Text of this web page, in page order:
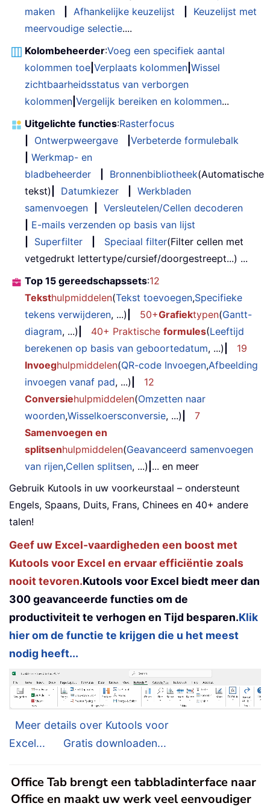
maken
Afhankelijke keuzelijst
Keuzelijst met
meervoudige selectie....
Kolombeheerder:Voeg een specifiek aantal
kolommen toe Verplaats kolommen Wissel
zichtbaarheidsstatus van verborgen
kolommen Vergelijk bereiken en kolommen...
Uitgelichte functies:Rasterfocus
Ontwerpweergave
Verbeterde formulebalk
Werkmap- en
bladbeheerder
Bronnenbibliotheek(Automatische
tekst)
Datumkiezer
Werkbladen
samenvoegen
Versleutelen/Cellen decoderen
E-mails verzenden op basis van lijst
Superfilter Speciaal filter(Filter cellen met
vetgedrukt lettertype/cursief/doorgestreept...) ...
Top 15 gereedschapssets:12
Teksthulpmiddelen(Tekst toevoegen,Specifieke
tekens verwijderen, ...) 50+Grafiektypen(Gantt-
diagram, ...) 40+ Praktische formules(Leeftijd
berekenen op basis van geboortedatum, ...)
19
Invoeghulpmiddelen(QR-code Invoegen,Afbeelding
invoegen vanaf pad, ...)
12
Conversiehulpmiddelen(Omzetten naar
woorden,Wisselkoersconversie, ...)
7
Samenvoegen en
splitsenhulpmiddelen(Geavanceerd samenvoegen
van rijen,Cellen splitsen, ...) ... en meer
Gebruik Kutools in uw voorkeurstaal – ondersteunt
Engels, Spaans, Duits, Frans, Chinees en 40+ andere
talen!
Geef uw Excel-vaardigheden een boost met
Kutools voor Excel en ervaar efficiëntie zoals
nooit tevoren.Kutools voor Excel biedt meer dan
300 geavanceerde functies om de
productiviteit te verhogen en Tijd besparen.Klik
hier om de functie te krijgen die u het meest
nodig heeft...
Meer details over Kutools voor
Excel...
Gratis downloaden...
Office Tab brengt een tabbladinterface naar
Office en maakt uw werk veel eenvoudiger